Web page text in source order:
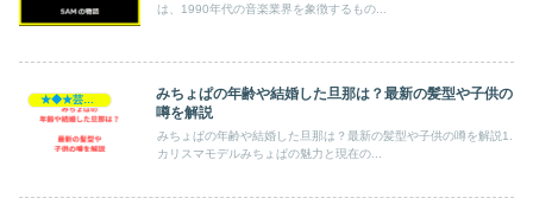
は、1990年代の音楽業界を象徴するもの...
みちょぱの年齢や結婚した旦那は？最新の髪型や子供の
噂を解説
みちょぱの年齢や結婚した旦那は？最新の髪型や子供の噂を解説1.
カリスマモデルみちょぱの魅力と現在の...